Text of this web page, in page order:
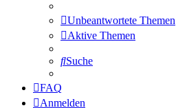
Unbeantwortete Themen
Aktive Themen
Suche
FAQ
Anmelden